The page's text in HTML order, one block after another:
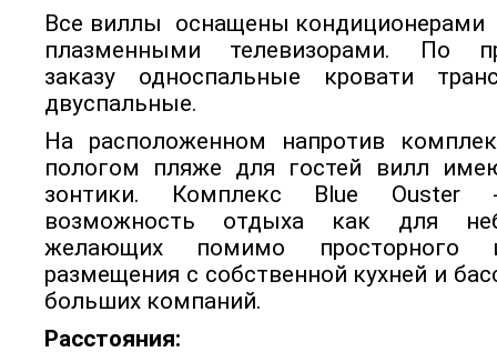
Все виллы оснащены
плазменными телевизорами. По
заказу односпальные кровати
двуспальные.
На расположенном напротив
пологом пляже для гостей вилл
зонтики. Комплекс Blue Ouster -
возможность отдыха как для
желающих помимо просторного
размещения с собственной кухней и
больших компаний.
Расстояния: